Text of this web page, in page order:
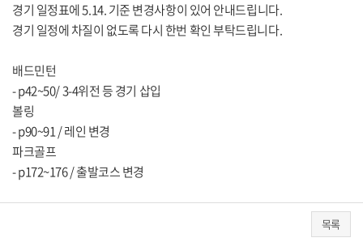
경기 일정표에 5.14. 기준 변경사항이 있어 안내드립니다.
경기 일정에 차질이 없도록 다시 한번 확인 부탁드립니다.
배드민턴
- p42~50/ 3-4위전 등 경기 삽입
볼링
- p90~91 / 레인 변경
파크골프
- p172~176 / 출발코스 변경
목록